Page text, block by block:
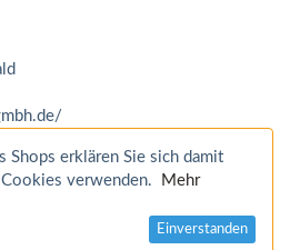
Shops erklären Sie sich damit
verwenden.
Mehr
Einverstanden